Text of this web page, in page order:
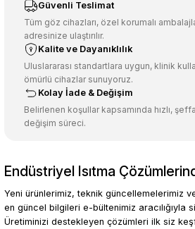
Ürün açıklamasında eksik bilgiler
Ürün bilgilerinde hatalar bulunuyor.
Ürün fiyatı diğer sitelerden daha pahalı.
Bu ürüne benzer farklı alternatifler olmalı.
Gönder
Güvenli Teslimat
Tüm göz cihazları, özel korumalı
adresinize ulaştırılır.
Kalite ve Dayanıklılık
Uluslararası standartlara uygun, klinik
ömürlü cihazlar sunuyoruz.
Kolay İade & Değişim
Belirlenen koşullar kapsamında hızlı,
değişim süreci.
Endüstriyel Isıtma
Yeni ürünlerimiz, teknik güncellemelerimiz
en güncel bilgileri e-bültenimiz aracılığıyla
Üretiminizi destekleyen çözümleri ilk siz